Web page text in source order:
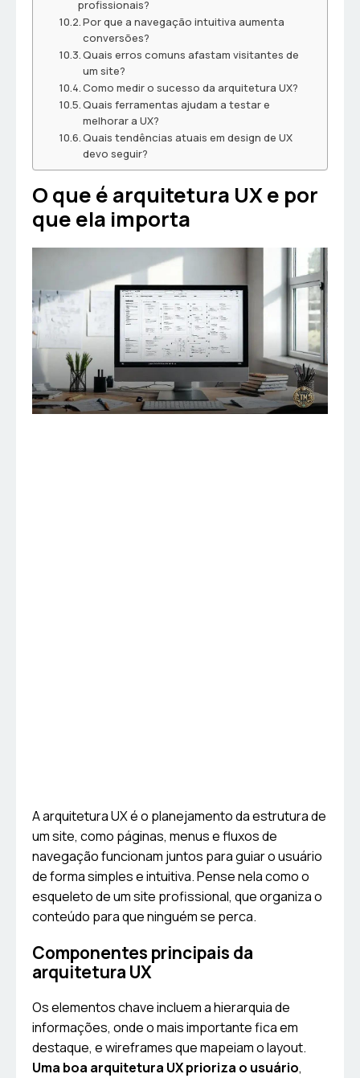
profissionais?
Por que a navegação intuitiva aumenta
conversões?
Quais erros comuns afastam visitantes de
um site?
Como medir o sucesso da arquitetura UX?
Quais ferramentas ajudam a testar e
melhorar a UX?
Quais tendências atuais em design de UX
devo seguir?
O que é arquitetura UX e por
que ela importa
A arquitetura UX é o planejamento da estrutura de
um site, como páginas, menus e fluxos de
navegação funcionam juntos para guiar o usuário
de forma simples e intuitiva. Pense nela como o
esqueleto de um site profissional, que organiza o
conteúdo para que ninguém se perca.
Componentes principais da
arquitetura UX
Os elementos chave incluem a hierarquia de
informações, onde o mais importante fica em
destaque, e wireframes que mapeiam o layout.
Uma boa arquitetura UX prioriza o usuário,